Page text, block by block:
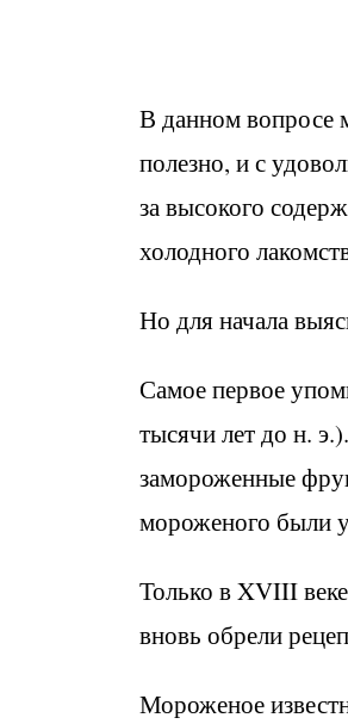
В данном вопросе
полезно, и с
за высокого
холодного
Но для начала
Самое первое
тысячи лет до н.
замороженные
мороженого были
Только в XVIII
вновь обрели
Мороженое